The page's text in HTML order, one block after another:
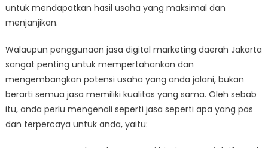
untuk mendapatkan hasil usaha yang maksimal dan
menjanjikan.
Walaupun penggunaan jasa digital marketing daerah Jakarta
sangat penting untuk mempertahankan dan
mengembangkan potensi usaha yang anda jalani, bukan
berarti semua jasa memiliki kualitas yang sama. Oleh sebab
itu, anda perlu mengenali seperti jasa seperti apa yang pas
dan terpercaya untuk anda, yaitu: